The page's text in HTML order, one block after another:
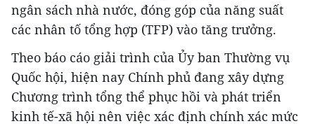
ngân sách nhà nước, đóng góp của năng suất
các nhân tố tổng hợp (TFP) vào tăng trưởng.
Theo báo cáo giải trình của Ủy ban Thường vụ
Quốc hội, hiện nay Chính phủ đang xây dựng
Chương trình tổng thể phục hồi và phát triển
kinh tế-xã hội nên việc xác định chính xác mức